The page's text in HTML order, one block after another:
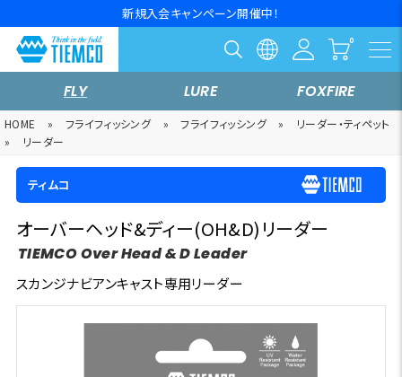
新規入会キャンペーン開催中！
FLY LURE FOXFIRE
HOME » フライフィッシング » フライフィッシング »
リーダー・ティペット
»
リーダー
ティムコ
オーバーヘッド&ディー(OH&D)リーダー
TIEMCO Over Head & D Leader
スカンジナビアンキャスト専用リーダー